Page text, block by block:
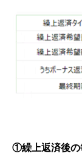
①繰上返済後の